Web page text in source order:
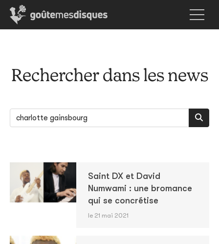
Rechercher dans les news
Saint DX et David
Numwami : une bromance
qui se concrétise
le 21 mai 2021